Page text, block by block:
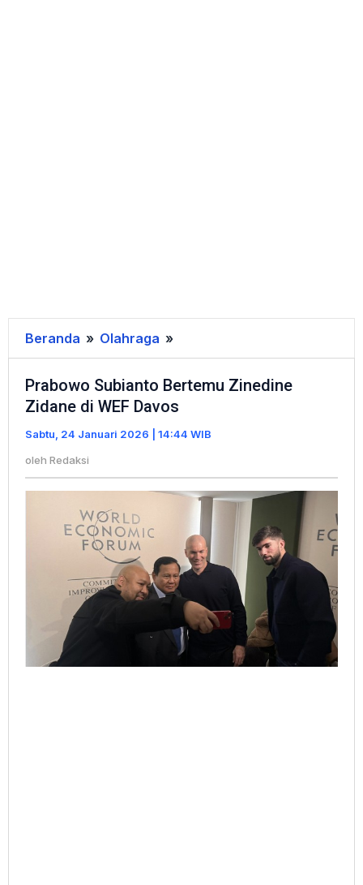
Beranda » Olahraga »
Subianto
Bertemu
Zinedine
Zidane
WEF
Davos
Prabowo Subianto Bertemu Zinedine
Zidane di WEF Davos
Sabtu, 24 Januari 2026 | 14:44 WIB
oleh Redaksi